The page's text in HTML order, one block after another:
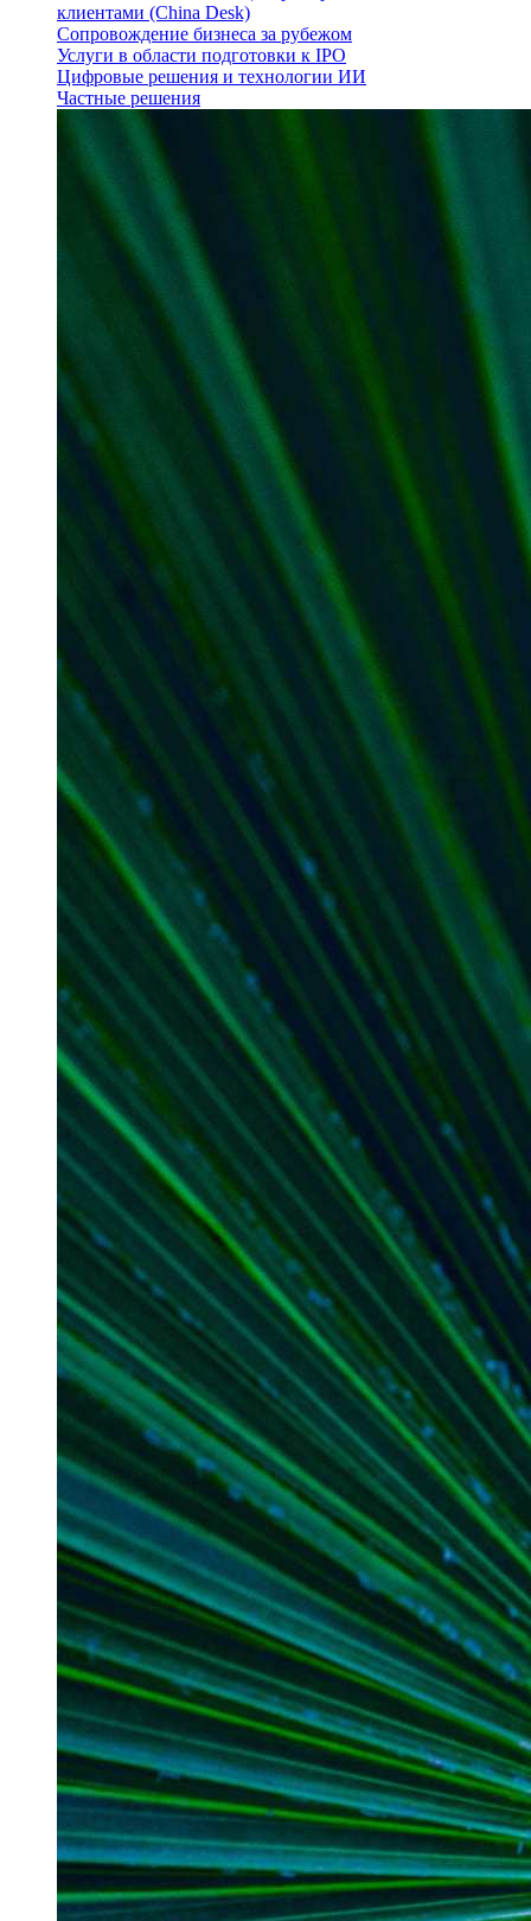
клиентами (China Desk)
Сопровождение бизнеса за рубежом
Услуги в области подготовки к IPO
Цифровые решения и технологии ИИ
Частные решения